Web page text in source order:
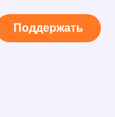
Поддержать